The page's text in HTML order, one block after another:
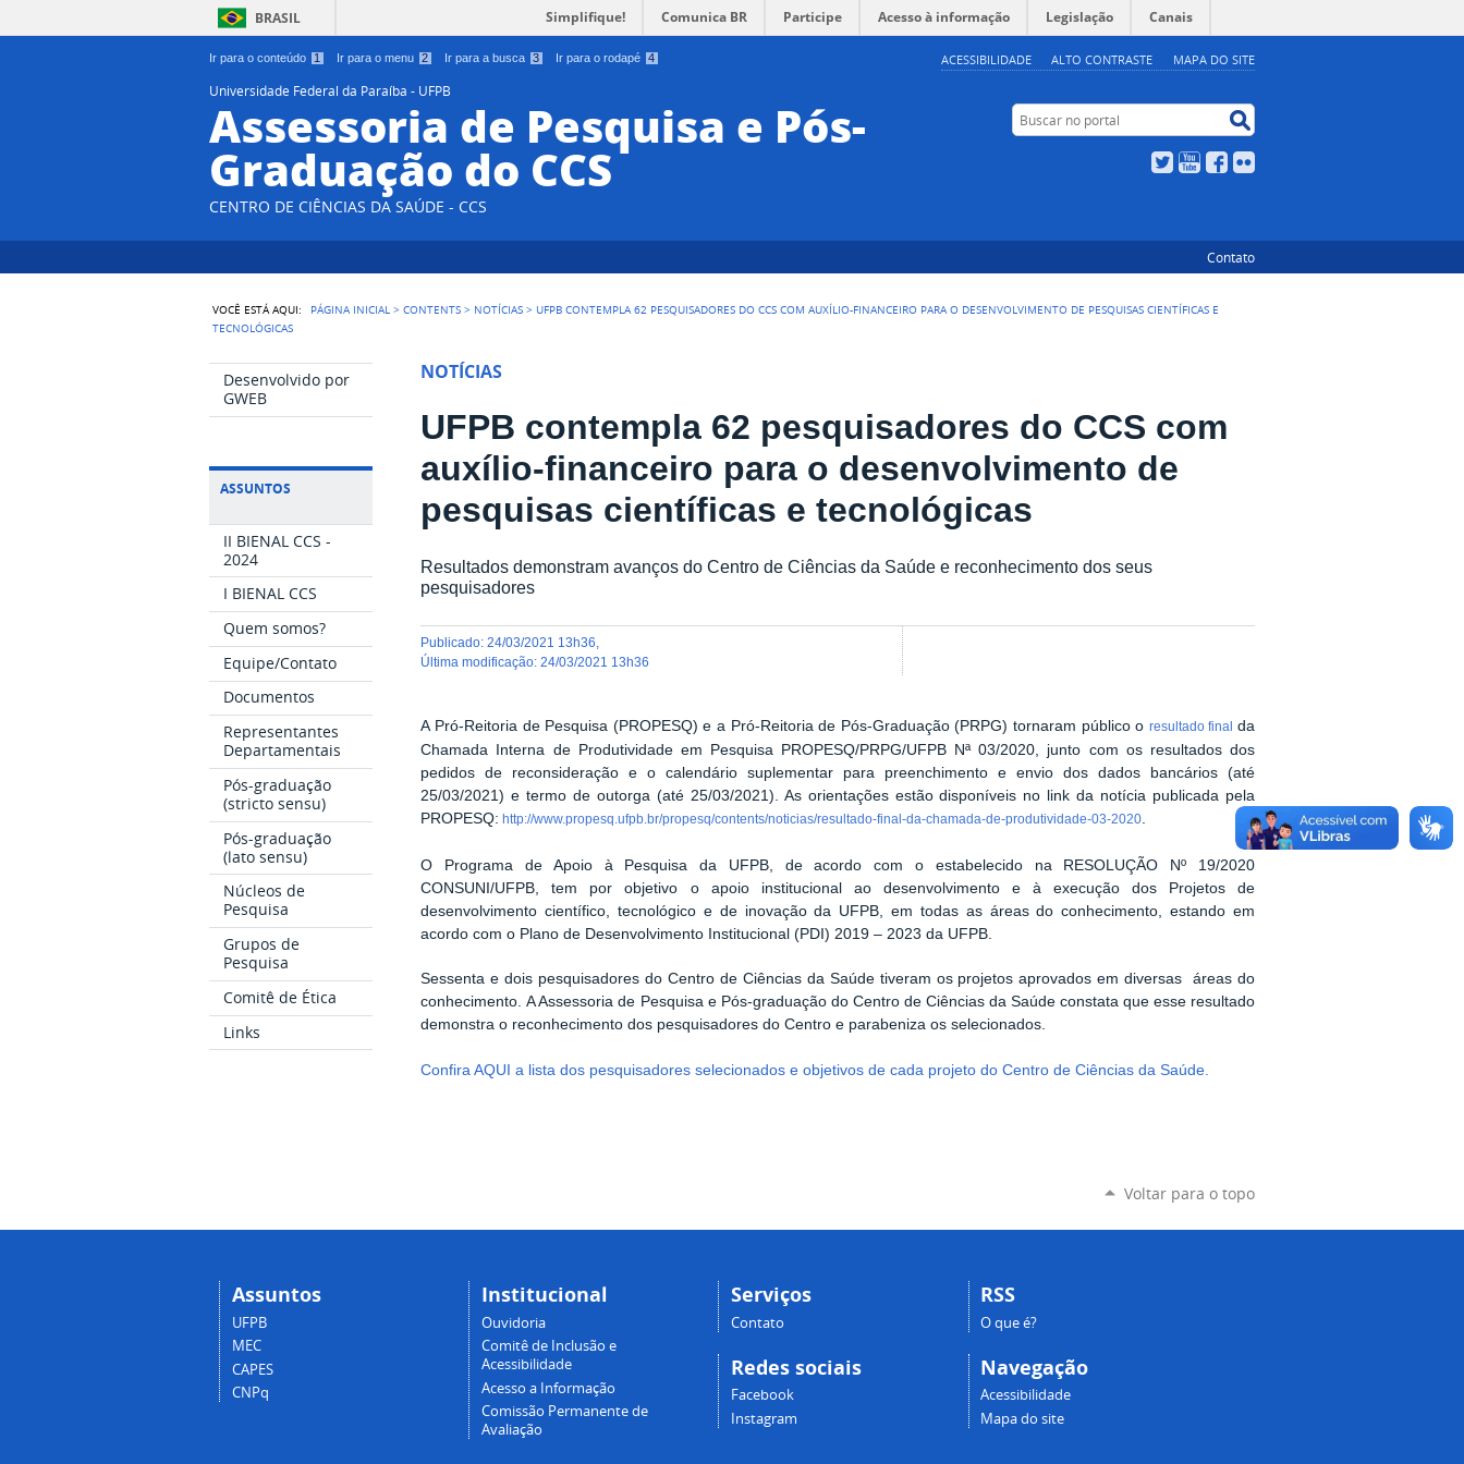
Ir para o conteúdo 1 Ir para o menu 2 Ir para a busca 3 Ir para o rodapé 4 ACESSIBILIDADE ALTO CONTRASTE MAPA DO SITE
BRASIL Simplifique! Comunica BR Participe Acesso à informação Legislação Canais
Universidade Federal da Paraíba - UFPB
Assessoria de Pesquisa e Pós-
Graduação do CCS
CENTRO DE CIÊNCIAS DA SAÚDE - CCS
Buscar no portal
TwitterYouTubeFacebook
Contato
VOCÊ ESTÁ AQUI: PÁGINA INICIAL >CONTENTS > NOTÍCIAS > UFPB CONTEMPLA 62 PESQUISADORES DO CCS COM AUXÍLIO-FINANCEIRO PARA O DESENVOLVIMENTO DE PESQUISAS CIENTÍFICAS E
TECNOLÓGICAS
Desenvolvido por
GWEB
ASSUNTOS
II BIENAL CCS -
2024
I BIENAL CCS
Quem somos?
Equipe/Contato
Documentos
Representantes
Departamentais
Pós-graduação
(stricto sensu)
Pós-graduação
(lato sensu)
Núcleos de
Pesquisa
Grupos de
Pesquisa
Comitê de Ética
Links
NOTÍCIAS
UFPB contempla 62 pesquisadores do CCS com
auxílio-financeiro para o desenvolvimento de
pesquisas científicas e tecnológicas
Resultados demonstram avanços do Centro de Ciências da Saúde e reconhecimento dos seus
pesquisadores
publicado:24/03/2021 13h36
última modificação:24/03/2021 13h36
A Pró-Reitoria de Pesquisa (PROPESQ) e a Pró-Reitoria de Pós-Graduação (PRPG) tornaram público o resultado final da
Chamada Interna de Produtividade em Pesquisa PROPESQ/PRPG/UFPB Nª 03/2020, junto com os resultados dos
pedidos de reconsideração e o calendário suplementar para preenchimento e envio dos dados bancários (até
25/03/2021) e termo de outorga (até 25/03/2021). As orientações estão disponíveis no link da notícia publicada pela
PROPESQ: http://www.propesq.ufpb.br/propesq/contents/noticias/resultado-final-da-chamada-de-produtividade-03-2020
O Programa de Apoio à Pesquisa da UFPB, de acordo com o estabelecido na RESOLUÇÃO Nº 19/2020
CONSUNI/UFPB, tem por objetivo o apoio institucional ao desenvolvimento e à execução dos Projetos de
desenvolvimento científico, tecnológico e de inovação da UFPB, em todas as áreas do conhecimento, estando em
acordo com o Plano de Desenvolvimento Institucional (PDI) 2019 – 2023 da UFPB.
Sessenta e dois pesquisadores do Centro de Ciências da Saúde tiveram os projetos aprovados em diversas áreas do
conhecimento.A Assessoria de Pesquisa e Pós-graduação do Centro de Ciências da Saúde constata que esse resultado
demonstra o reconhecimento dos pesquisadores do Centro e parabeniza os selecionados.
Confira AQUI a lista dos pesquisadores selecionados e objetivos de cada projeto do Centro de Ciências da Saúde.
Voltar para o topo
Assuntos
UFPB
MEC
CAPES
CNPq
Institucional
Ouvidoria
Comitê de Inclusão e
Acessibilidade
Acesso a Informação
Comissão Permanente de
Avaliação
Serviços
Contato
Redes sociais
Facebook
Instagram
RSS
O que é?
Navegação
Acessibilidade
Mapa do site